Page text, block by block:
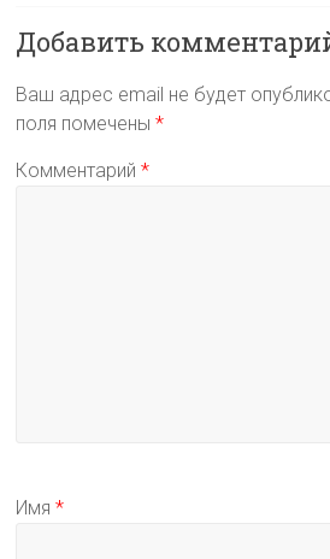
Добавить
Ваш адрес email не будет
поля помечены*
Комментарий*
Имя*